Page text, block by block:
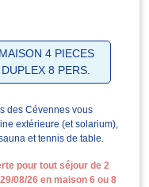
MAISON 4 PIECES
DUPLEX 8 PERS.
des Cévennes vous
extérieure (et solarium),
et tennis de table.
pour tout séjour de 2
08/26 en maison 6 ou 8